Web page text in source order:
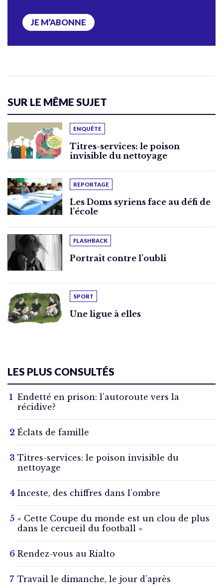
JE M’ABONNE
SUR LE MÊME SUJET
ENQUÊTE
Titres-services: le poison
invisible du nettoyage
REPORTAGE
Les Doms syriens face au défi de
l’école
FLASHBACK
Portrait contre l’oubli
SPORT
Une ligue à elles
LES PLUS CONSULTÉS
Endetté en prison: l’autoroute vers la
récidive?
Éclats de famille
Titres-services: le poison invisible du
nettoyage
Inceste, des chiffres dans l’ombre
« Cette Coupe du monde est un clou de plus
dans le cercueil du football »
Rendez-vous au Rialto
Travail le dimanche, le jour d’après